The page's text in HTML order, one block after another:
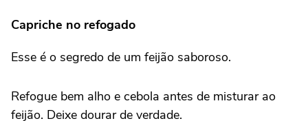
Capriche no refogado
Esse é o segredo de um feijão saboroso.
Refogue bem alho e cebola antes de misturar ao
feijão. Deixe dourar de verdade.